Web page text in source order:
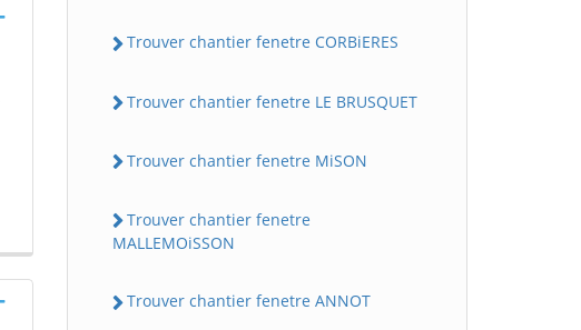
Trouver chantier fenetre CORBiERES
Trouver chantier fenetre LE BRUSQUET
Trouver chantier fenetre MiSON
Trouver chantier fenetre
MALLEMOiSSON
Trouver chantier fenetre ANNOT